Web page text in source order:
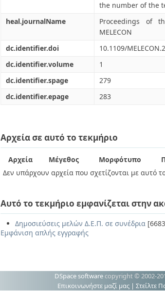
the number of the
heal.journalName
Proceedings of
MELECON
dc.identifier.doi 10.1109/
dc.identifier.volume
1
dc.identifier.spage
279
dc.identifier.epage
283
Αρχεία σε αυτό το τεκμήριο
Αρχεία Μέγεθος Μορφότυπο
Δεν υπάρχουν αρχεία που σχετίζονται με αυτό
Αυτό το τεκμήριο εμφανίζεται στην
Δημοσιεύσεις μελών Δ.Ε.Π. σε συνέδρια
Εμφάνιση απλής εγγραφής
DSpace software copyright © 2002-
Επικοινωνήστε μαζί μας | Στείλτε